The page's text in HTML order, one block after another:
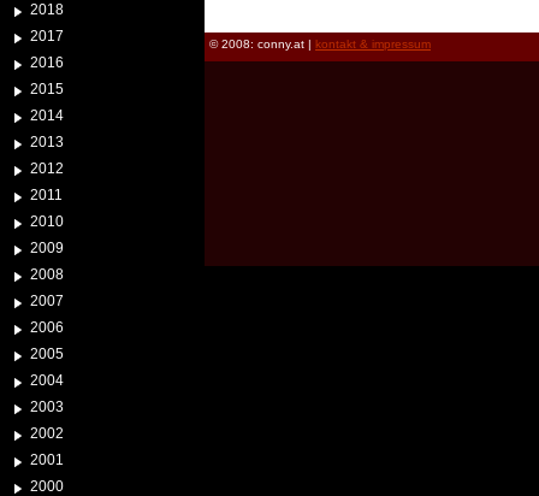
2018
2017
2016
2015
2014
2013
2012
2011
2010
2009
2008
2007
2006
2005
2004
2003
2002
2001
2000
© 2008: conny.at | kontakt & impressum